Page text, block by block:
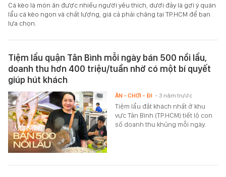
Cá kèo là món ăn được nhiều người yêu thích, dưới đây là gợi ý quán
lẩu cá kèo ngon và chất lượng, giá cả phải chăng tại TP.HCM để bạn
lựa chọn.
Tiệm lẩu quận Tân Bình mỗi ngày bán 500 nồi lẩu,
doanh thu hơn 400 triệu/tuần nhờ có một bí quyết
giúp hút khách
Tiệm lẩu đắt khách nhất ở khu
vực Tân Bình (TP.HCM) tiết lộ con
số doanh thu khủng mỗi ngày.
ĂN - CHƠI - ĐI - 3 năm trước